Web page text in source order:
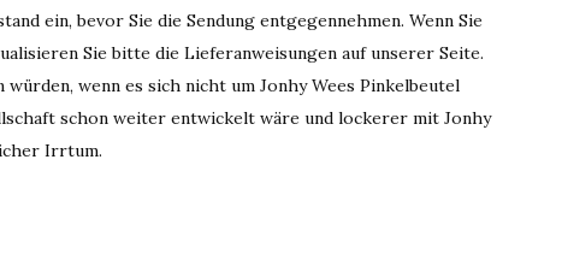
ein, bevor Sie die Sendung entgegennehmen. Wenn Sie
Sie bitte die Lieferanweisungen auf unserer Seite.
wenn es sich nicht um Jonhy Wees Pinkelbeutel
schon weiter entwickelt wäre und lockerer mit Jonhy
Irrtum.